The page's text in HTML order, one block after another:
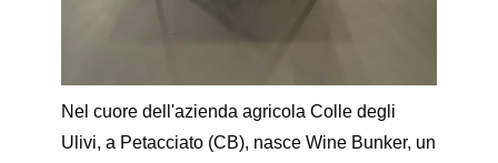
Nel cuore dell'azienda agricola Colle degli
Ulivi, a Petacciato (CB), nasce Wine Bunker, un